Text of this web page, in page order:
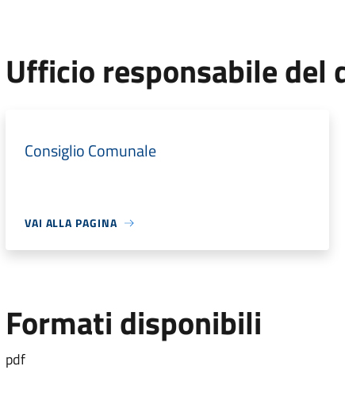
Ufficio responsabile del
Consiglio Comunale
VAI ALLA PAGINA
Formati disponibili
pdf